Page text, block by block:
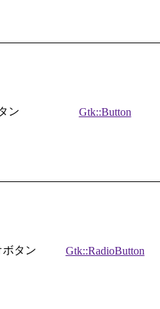
ン Gtk::Button
ボタン Gtk::RadioButton